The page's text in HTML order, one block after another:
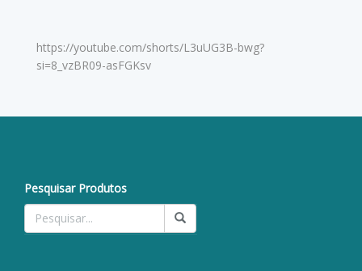
https://youtube.com/shorts/L3uUG3B-bwg?
si=8_vzBR09-asFGKsv
Pesquisar Produtos